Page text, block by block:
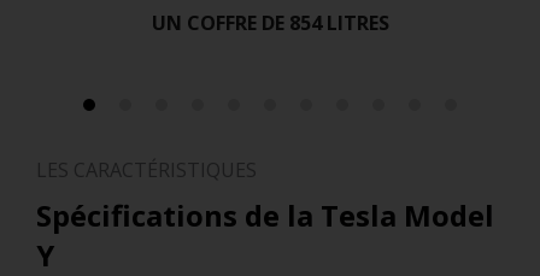
UN COFFRE DE 854 LITRES
LES CARACTÉRISTIQUES
Spécifications de la Tesla Model
Y